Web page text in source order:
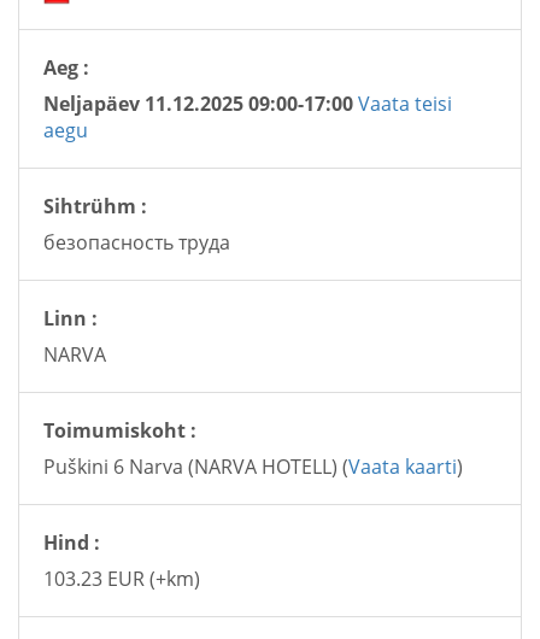
Aeg :
Neljapäev 11.12.2025 09:00-17:00Vaata teisi
aegu
Sihtrühm :
безопасность труда
Linn :
NARVA
Toimumiskoht :
Puškini 6 Narva (NARVA HOTELL) (Vaata kaarti)
Hind :
103.23 EUR (+km)